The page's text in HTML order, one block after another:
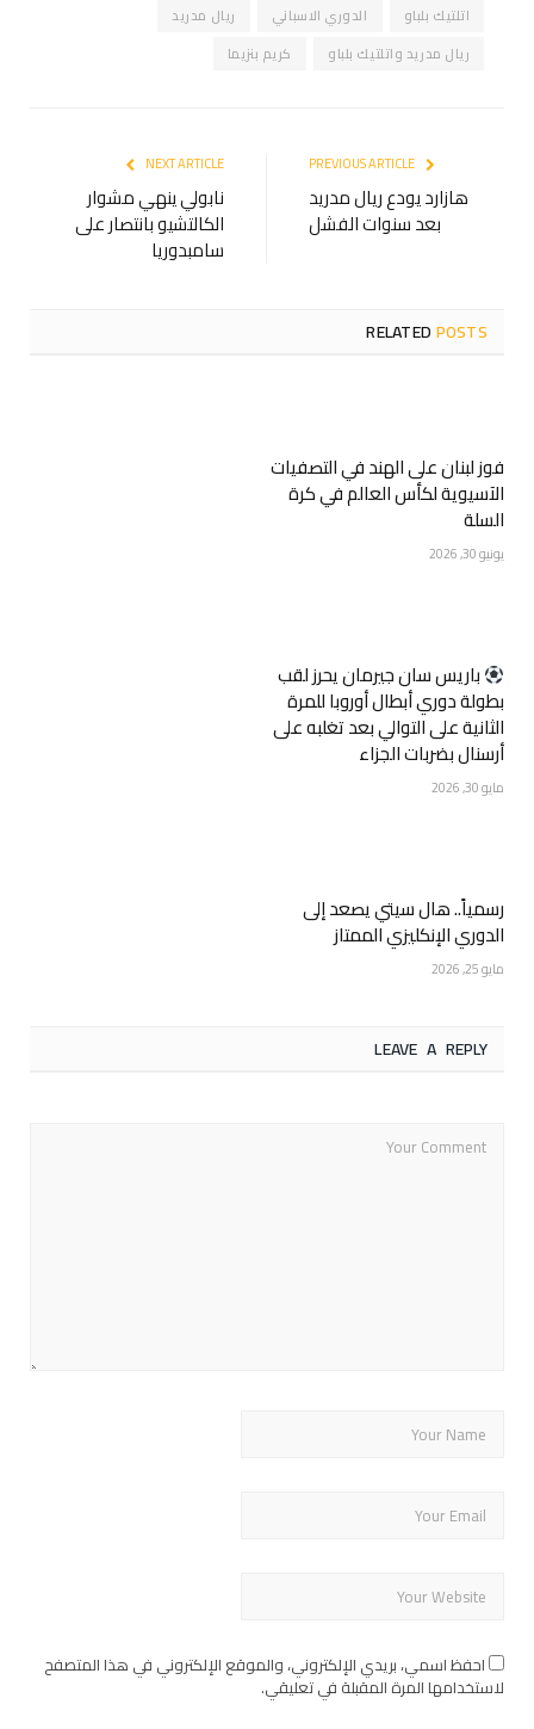
اتلتيك بلباو الدوري الاسباني
ريال مدريد
ريال مدريد واتلتيك بلباو
كريم بنزيما
هازارد يودع ريال مدريد
بعد سنوات الفشل
NEXT ARTICLE
نابولي ينهي مشوار
الكالتشيو بانتصار على
سامبدوريا
RELATEDPOSTS
فوز لبنان على الهند في التصفيات
الآسيوية لكأس العالم في كرة
السلة
يونيو 30, 2026
‏باريس سان جيرمان يحرز لقب
بطولة دوري أبطال أوروبا للمرة
الثانية على التوالي بعد تغلبه على
أرسنال بضربات الجزاء
مايو 30, 2026
رسمياً.. هال سيتي يصعد إلى
الدوري الإنكليزي الممتاز
مايو 25, 2026
LEAVE A REPLY
احفظ اسمي، بريدي الإلكتروني، والموقع الإلكتروني في هذا المتصفح
لاستخدامها المرة المقبلة في تعليقي.